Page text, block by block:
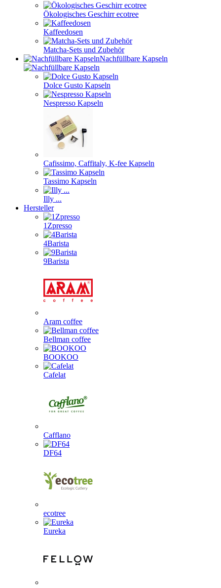
Ökologisches Geschirr ecotree
Kaffeedosen
Matcha-Sets und Zubehör
Nachfüllbare Kapseln
Dolce Gusto Kapseln
Nespresso Kapseln
Cafissimo, Caffitaly, K-fee Kapseln
Tassimo Kapseln
Illy ...
Hersteller
1Zpresso
4Barista
9Barista
Aram coffee
Bellman coffee
BOOKOO
Cafelat
Cafflano
DF64
ecotree
Eureka